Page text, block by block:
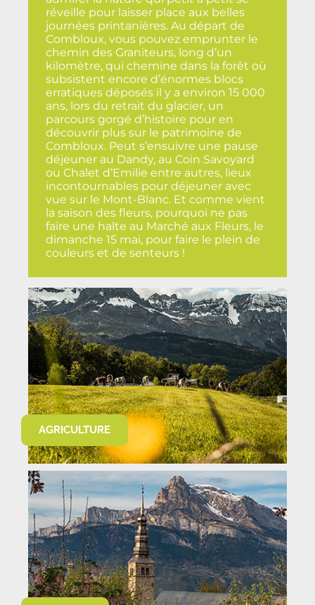
réveille pour laisser place aux belles
journées printanières. Au départ de
Combloux, vous pouvez emprunter le
chemin des Graniteurs, long d’un
kilomètre, qui chemine dans la forêt où
subsistent encore d’énormes blocs
erratiques déposés il y a environ 15 000
ans, lors du retrait du glacier, un
parcours gorgé d’histoire pour en
découvrir plus sur le patrimoine de
Combloux. Peut s’ensuivre une pause
déjeuner au Dandy, au Coin Savoyard
ou Chalet d’Emilie entre autres, lieux
incontournables pour déjeuner avec
vue sur le Mont-Blanc. Et comme vient
la saison des fleurs, pourquoi ne pas
faire une halte au Marché aux Fleurs, le
dimanche 15 mai, pour faire le plein de
couleurs et de senteurs !
AGRICULTURE